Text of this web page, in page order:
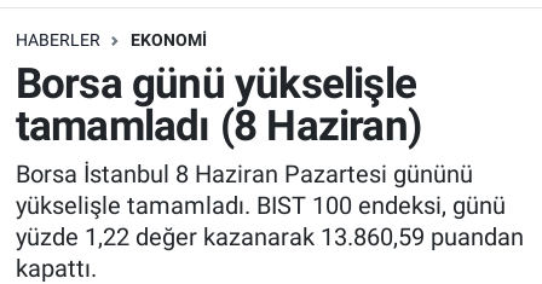
HABERLER EKONOMİ
Borsa günü yükselişle
tamamladı (8 Haziran)
Borsa İstanbul 8 Haziran Pazartesi gününü
yükselişle tamamladı. BIST 100 endeksi, günü
yüzde 1,22 değer kazanarak 13.860,59 puandan
kapattı.